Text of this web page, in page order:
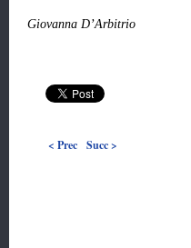
Giovanna D’Arbitrio
< Prec Succ >